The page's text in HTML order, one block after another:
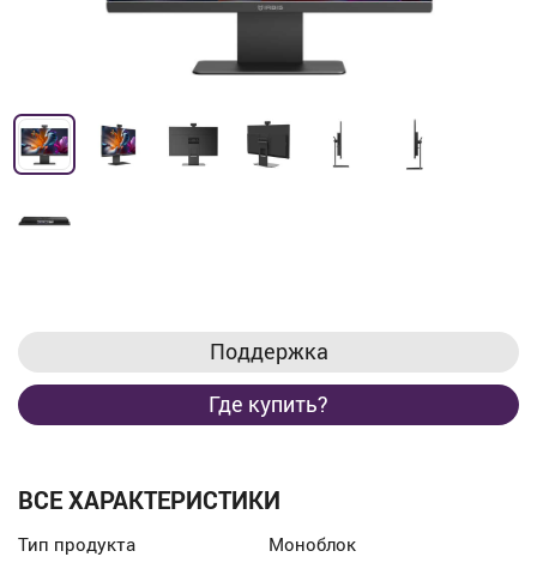
Поддержка
Где купить?
ВСЕ ХАРАКТЕРИСТИКИ
Тип продукта
Моноблок